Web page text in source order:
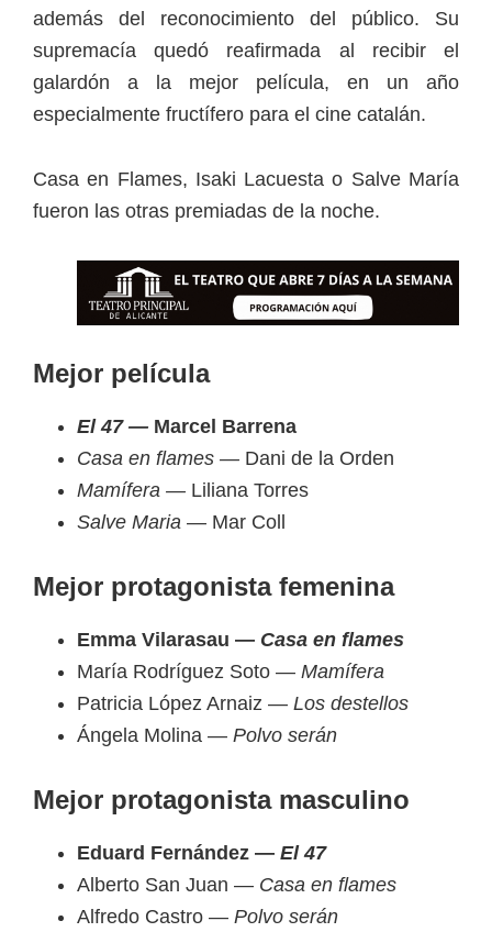
además del reconocimiento del público. Su
supremacía quedó reafirmada al recibir el
galardón a la mejor película, en un año
especialmente fructífero para el cine catalán.
Casa en Flames, Isaki Lacuesta o Salve María
fueron las otras premiadas de la noche.
Mejor película
El 47 — Marcel Barrena
Casa en flames — Dani de la Orden
Mamífera — Liliana Torres
Salve Maria — Mar Coll
Mejor protagonista femenina
Emma Vilarasau — Casa en flames
María Rodríguez Soto — Mamífera
Patricia López Arnaiz — Los destellos
Ángela Molina — Polvo serán
Mejor protagonista masculino
Eduard Fernández — El 47
Alberto San Juan — Casa en flames
Alfredo Castro — Polvo serán